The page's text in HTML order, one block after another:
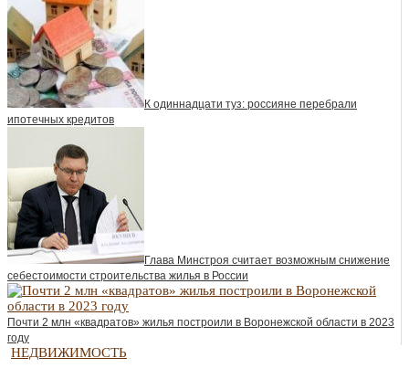
К одиннадцати туз: россияне перебрали
ипотечных кредитов
Глава Минстроя считает возможным снижение
себестоимости строительства жилья в России
Почти 2 млн «квадратов» жилья построили в Воронежской области в 2023
году
НЕДВИЖИМОСТЬ